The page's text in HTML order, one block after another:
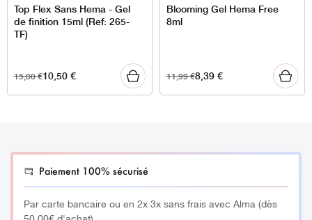
Top Flex Sans Hema - Gel
de finition 15ml (Ref: 265-
TF)
15,00€10,50€
Blooming Gel Hema Free
8ml
11,99€8,39€
Paiement 100% sécurisé
Par carte bancaire ou en 2x 3x sans frais avec Alma (dès